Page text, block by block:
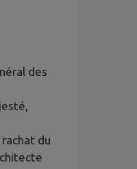
des
du